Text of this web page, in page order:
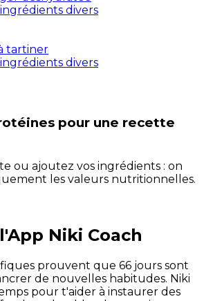
divers
tartiner
divers
pour une recette
ou ajoutez vos ingrédients : on
les valeurs nutritionnelles.
Niki Coach
prouvent que 66 jours sont
de nouvelles habitudes. Niki
pour t'aider à instaurer des